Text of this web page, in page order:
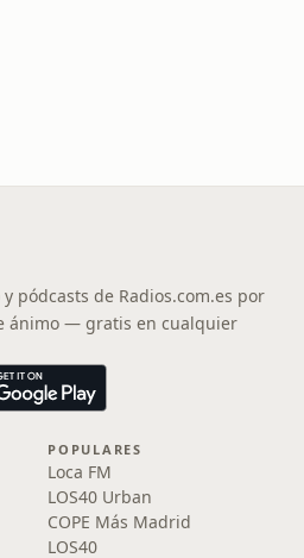
pódcasts de Radios.com.es por
ánimo — gratis en cualquier
POPULARES
Loca FM
LOS40 Urban
COPE Más Madrid
LOS40